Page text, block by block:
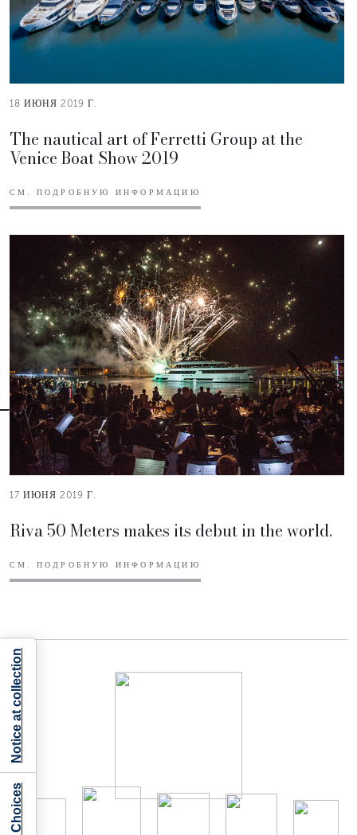
18 ИЮНЯ 2019 Г.
The nautical art of Ferretti Group at the
Venice Boat Show 2019
СМ. ПОДРОБНУЮ ИНФОРМАЦИЮ
17 ИЮНЯ 2019 Г.
Riva 50 Meters makes its debut in the world.
СМ. ПОДРОБНУЮ ИНФОРМАЦИЮ
Notice at collection